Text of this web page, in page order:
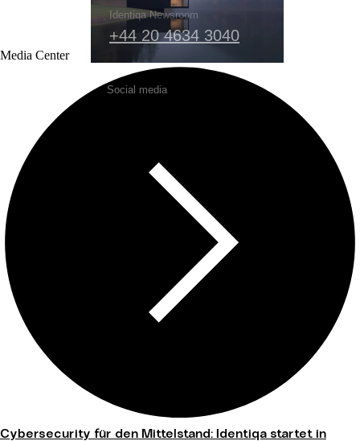
Media Center
Cybersecurity für den Mittelstand: Identiqa startet in
Identiqa Newsroom
+44 20 4634 3040
Social media